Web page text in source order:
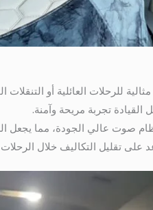
تجربة مريحة وآمنة.
صوت عالي الجودة، مما يجعل
على تقليل التكاليف خلال الرحلات